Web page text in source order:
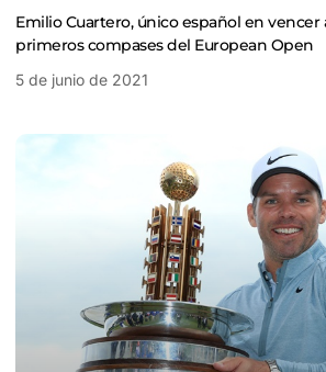
Emilio Cuartero, único español en vencer
primeros compases del European Open
5 de junio de 2021